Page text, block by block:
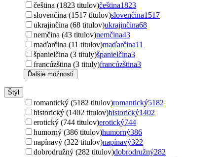
čeština (1823 titulov)čeština1823
slovenčina (1517 titulov)slovenčina1517
ukrajinčina (68 titulov)ukrajinčina68
nemčina (43 titulov)nemčina43
maďarčina (11 titulov)maďarčina11
španielčina (3 tituly)španielčina3
francúzština (3 tituly)francúzština3
Ďalšie možnosti
Štýl
romantický (5182 titulov)romantický5182
historický (1402 titulov)historický1402
erotický (744 titulov)erotický744
humorný (386 titulov)humorný386
napínavý (322 titulov)napínavý322
dobrodružný (282 titulov)dobrodružný282